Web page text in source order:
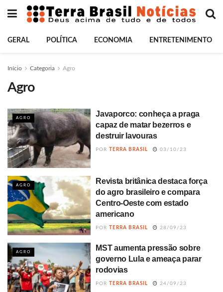
GERAL POLÍTICA ECONOMIA ENTRETENIMENTO
Início Categoria Agro
Agro
AGRO
Javaporco: conheça a praga
capaz de matar bezerros e
destruir lavouras
POR TERRA BRASIL 03/10/23
AGRO
Revista britânica destaca força
do agro brasileiro e compara
Centro-Oeste com estado
americano
POR TERRA BRASIL 28/09/23
AGRO
MST aumenta pressão sobre
governo Lula e ameaça parar
rodovias
POR TERRA BRASIL 24/09/23